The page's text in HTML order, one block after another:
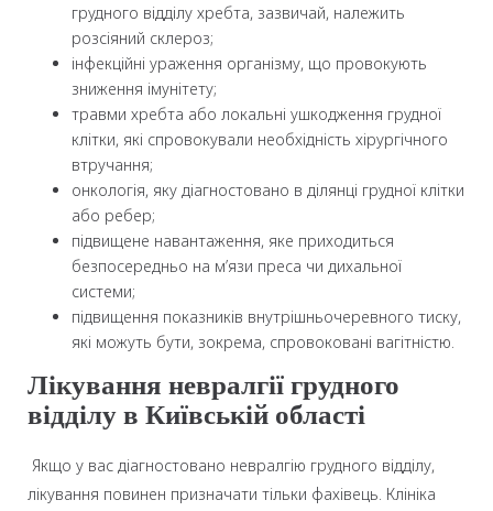
грудного відділу хребта, зазвичай, належить
розсіяний склероз;
інфекційні ураження організму, що провокують
зниження імунітету;
травми хребта або локальні ушкодження грудної
клітки, які спровокували необхідність хірургічного
втручання;
онкологія, яку діагностовано в ділянці грудної клітки
або ребер;
підвищене навантаження, яке приходиться
безпосередньо на м’язи преса чи дихальної
системи;
підвищення показників внутрішньочеревного тиску,
які можуть бути, зокрема, спровоковані вагітністю.
Лікування невралгії грудного
відділу в Київській області
Якщо у вас діагностовано невралгію грудного відділу,
лікування повинен призначати тільки фахівець. Клініка